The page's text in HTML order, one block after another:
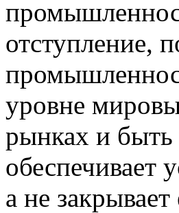
отступление,
уровне
рынках и быть
обеспечивает
а не